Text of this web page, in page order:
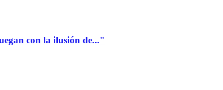
con la ilusión de..."